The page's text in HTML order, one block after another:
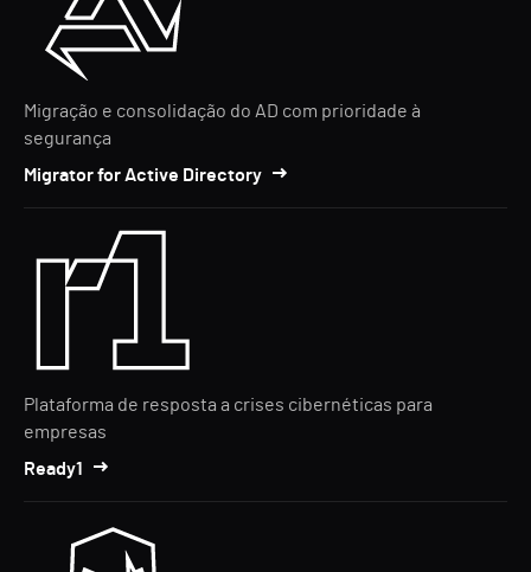
Migração e consolidação do AD com prioridade à
segurança
Migrator for Active Directory
Plataforma de resposta a crises cibernéticas para
empresas
Ready1